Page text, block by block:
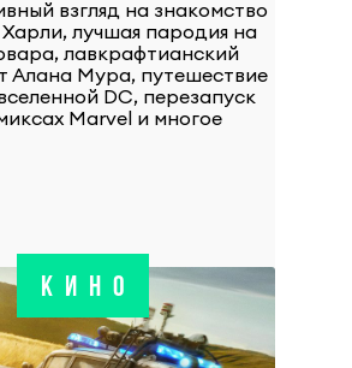
взгляд на знакомство
лучшая пародия на
лавкрафтианский
Алана Мура, путешествие
DC, перезапуск
Marvel и многое
КИНО